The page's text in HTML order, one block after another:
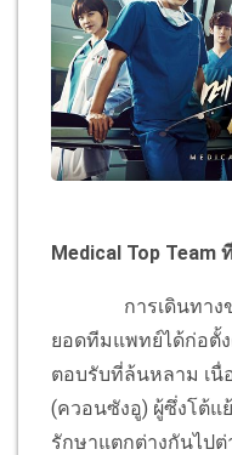
Medical Top Team
การเดินทางของ
ยอดทีมแพทย์ได้ก่อตั้
ตอบรับที่ล้นหลาม เนื่
(ควอนซังอู) ผู้ซึ่งโต้แ
รักษาแตกต่างกันไป